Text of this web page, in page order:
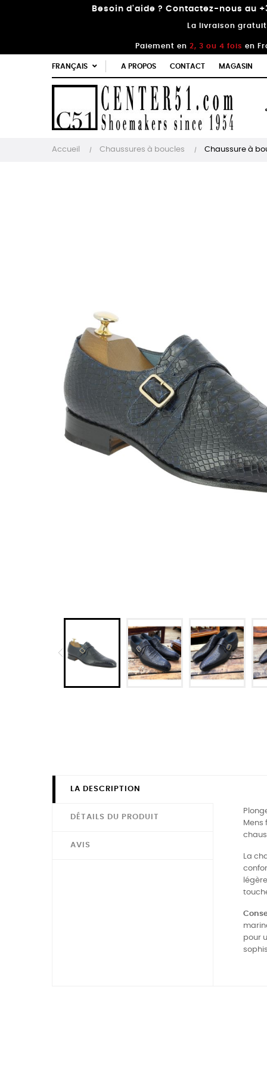
Besoin d'aide ? Contactez-nous au
La livraison
Paiement en 2, 3 ou 4 fois en
FRANÇAIS A PROPOS CONTACT MAGASIN
Accueil Chaussures à boucles Chaussure à
LA DESCRIPTION
DÉTAILS DU PRODUIT
AVIS
Mens
La
pour